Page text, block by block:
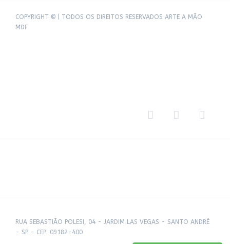
COPYRIGHT © | TODOS OS DIREITOS RESERVADOS ARTE A MÃO
MDF
RUA SEBASTIÃO POLESI, 04 - JARDIM LAS VEGAS - SANTO ANDRÉ
- SP - CEP: 09182-400